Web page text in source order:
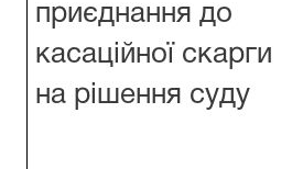
приєднання до
касаційної скарги
на рішення суду